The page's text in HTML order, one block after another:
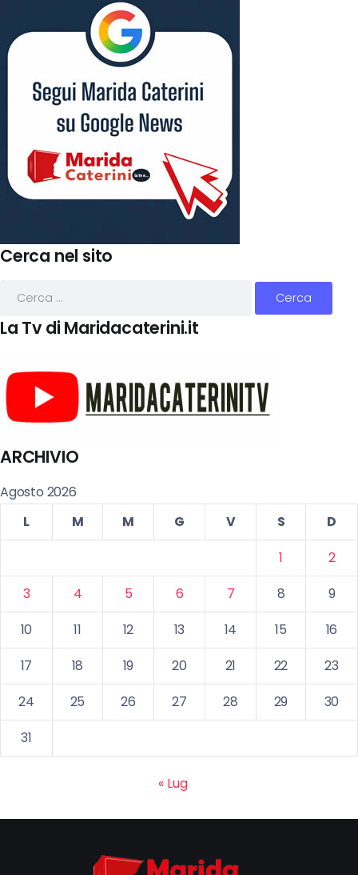
Cerca nel sito
La Tv di Maridacaterini.it
ARCHIVIO
Agosto 2026
L
M M G V S
D
1
2
3
4 5 6 7 8
9
10
11 12 13 14 15
16
17
18 19 20 21 22
23
24
25 26 27 28 29
30
31
« Lug